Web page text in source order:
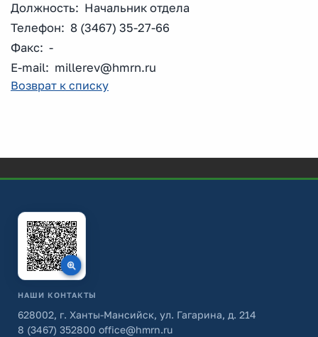
Должность: Начальник отдела
Телефон: 8 (3467) 35-27-66
Факс: -
E-mail: millerev@hmrn.ru
Возврат к списку
НАШИ КОНТАКТЫ
628002, г. Ханты-Мансийск, ул. Гагарина, д. 214
8 (3467) 352800 office@hmrn.ru